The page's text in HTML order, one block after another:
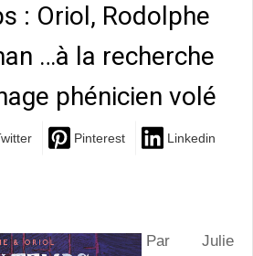
: Oriol, Rodolphe
…à la recherche
phénicien volé
Pinterest Linkedin
Par Julie